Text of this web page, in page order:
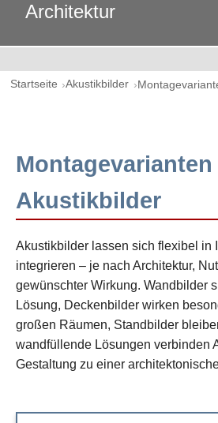
Architektur
Startseite Akustikbilder
Akustikbilder
Akustikbilder lassen sich flexibel in
integrieren – je nach Architektur,
gewünschter Wirkung. Wandbilder
Lösung, Deckenbilder wirken
großen Räumen, Standbilder
wandfüllende Lösungen verbinden
Gestaltung zu einer